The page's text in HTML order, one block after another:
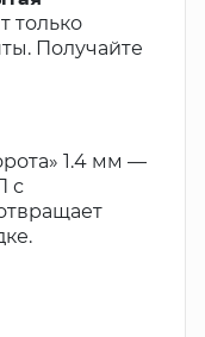
только
Получайте
1.4 мм —
с